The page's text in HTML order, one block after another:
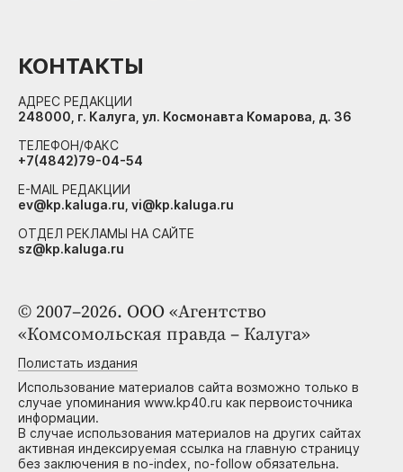
© 2007–2026. ООО «Агентство
«Комсомольская правда – Калуга»
Полистать издания
Использование материалов сайта возможно только в
случае упоминания www.kp40.ru как первоисточника
информации.
В случае использования материалов на других сайтах
активная индексируемая ссылка на главную страницу
без заключения в no-index, no-follow обязательна.
КОНТАКТЫ
АДРЕС РЕДАКЦИИ
248000, г. Калуга, ул. Космонавта Комарова, д. 36
ТЕЛЕФОН/ФАКС
+7(4842)79-04-54
E-MAIL РЕДАКЦИИ
ev@kp.kaluga.ru, vi@kp.kaluga.ru
ОТДЕЛ РЕКЛАМЫ НА САЙТЕ
sz@kp.kaluga.ru